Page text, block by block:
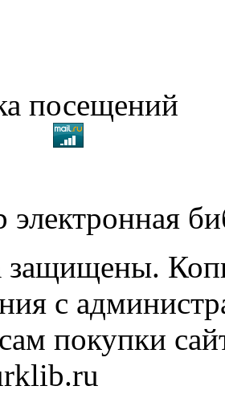
посещений
защищены.
с
покупки